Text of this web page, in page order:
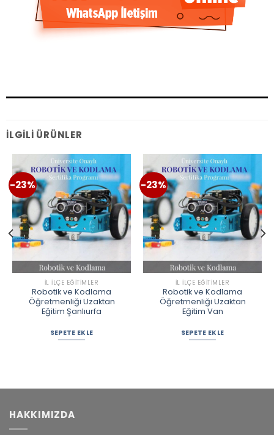
İLGILI ÜRÜNLER
-23%
İL İLÇE EĞITIMLER
Robotik ve Kodlama
Öğretmenliği Uzaktan
Eğitim Şanlıurfa
SEPETE EKLE
-23%
İL İLÇE EĞITIMLER
Robotik ve Kodlama
Öğretmenliği Uzaktan
Eğitim Van
SEPETE EKLE
HAKKIMIZDA